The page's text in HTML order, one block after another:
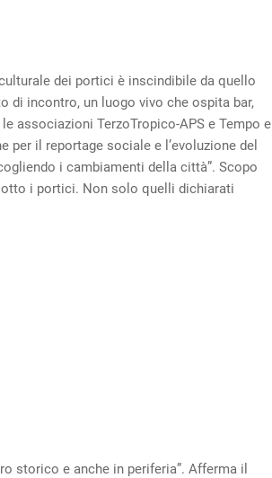
dei portici è inscindibile da quello
di incontro, un luogo vivo che ospita bar,
associazioni TerzoTropico-APS e Tempo e
il reportage sociale e l’evoluzione del
i cambiamenti della città”. Scopo
i portici. Non solo quelli dichiarati
storico e anche in periferia”. Afferma il